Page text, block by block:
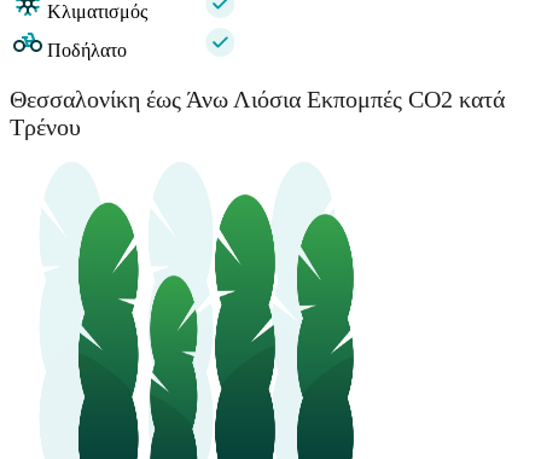
Κλιματισμός
Ποδήλατο
Θεσσαλονίκη έως Άνω Λιόσια Εκπομπές CO2 κατά
Τρένου